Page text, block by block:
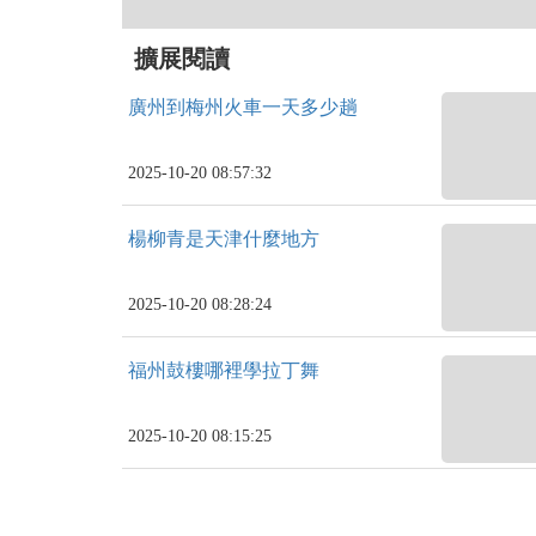
擴展閱讀
廣州到梅州火車一天多少趟
2025-10-20 08:57:32
楊柳青是天津什麼地方
2025-10-20 08:28:24
福州鼓樓哪裡學拉丁舞
2025-10-20 08:15:25